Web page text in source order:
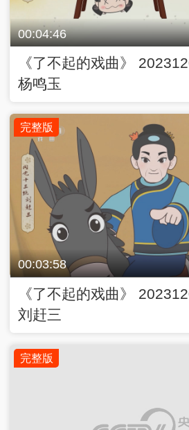
00:04:46
《了不起的戏曲》
杨鸣玉
完整版
00:03:58
《了不起的戏曲》
刘赶三
完整版